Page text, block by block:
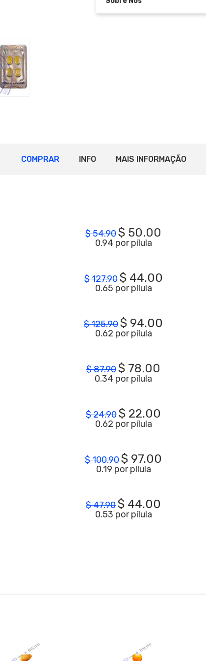
COMPRAR INFO MAIS INFORMAÇÃO
$54.90$ 50.00
0.94 por pílula
$127.90 $ 44.00
0.65 por pílula
$125.90$ 94.00
0.62 por pílula
$87.90$ 78.00
0.34 por pílula
$24.90$ 22.00
0.62 por pílula
$100.90$ 97.00
0.19 por pílula
$47.90$ 44.00
0.53 por pílula